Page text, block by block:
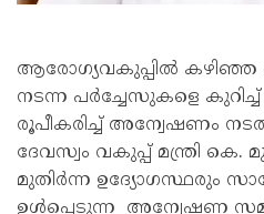
ആരോഗ്യവകുപ്പിൽ കഴിഞ്ഞ
നടന്ന പർച്ചേസുകളെ കുറിച്ച്
രൂപീകരിച്ച് അന്വേഷണം
ദേവസ്വം വകുപ്പ് മന്ത്രി കെ.
മുതിർന്ന ഉദ്യോഗസ്ഥരും
ഉൾപ്പെടുന്ന അന്വേഷണ